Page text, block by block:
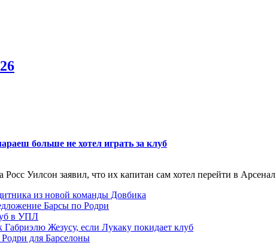
больше не хотел играть за клуб
Уилсон заявил, что их капитан сам хотел перейти в Арсенал
из новой команды Довбика
Барсы по Родри
в УПЛ
Габриэлю Жезусу, если Лукаку покидает клуб
для Барселоны